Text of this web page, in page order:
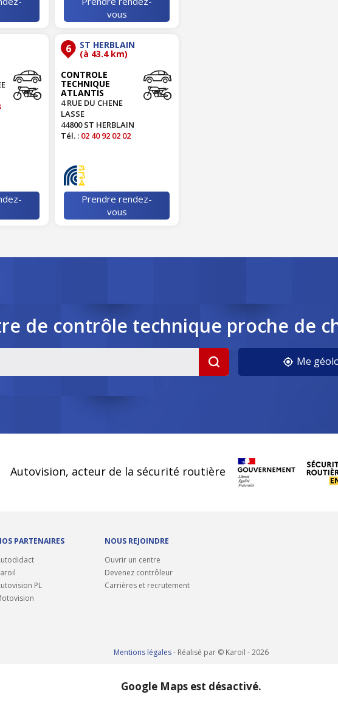
vous
6 ST HERBLAIN
(à 43.4 km)
CONTROLE
TECHNIQUE
ATLANTIS
4 RUE DU CHENE
LASSE
44800 ST HERBLAIN
Tél. : 02 40 92 02 02
Prendre rendez-
vous
de contrôle technique proche de
Me
Autovision, acteur de la sécurité routière
PARTENAIRES
PL
NOUS REJOINDRE
Ouvrir un centre
Devenez contrôleur
Carrières et recrutement
Mentions légales- Réalisé par © Karoil - 2026
Google Maps est désactivé.